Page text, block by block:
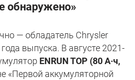
обнаружено»
— обладатель Chrysler
выпуска. В августе 2021-
ENRUN TOP (80 А·ч,
«Первой аккумуляторной